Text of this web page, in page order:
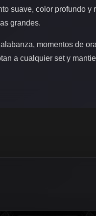
suave, color profundo y
grandes.
momentos de
a cualquier set y